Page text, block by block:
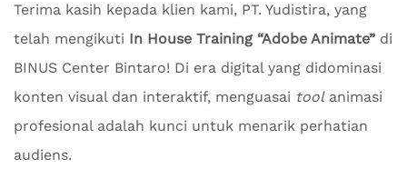
Terima kasih kepada klien kami, PT. Yudistira, yang
telah mengikuti In House Training “Adobe Animate” di
BINUS Center Bintaro! Di era digital yang didominasi
konten visual dan interaktif, menguasai toolanimasi
profesional adalah kunci untuk menarik perhatian
audiens.